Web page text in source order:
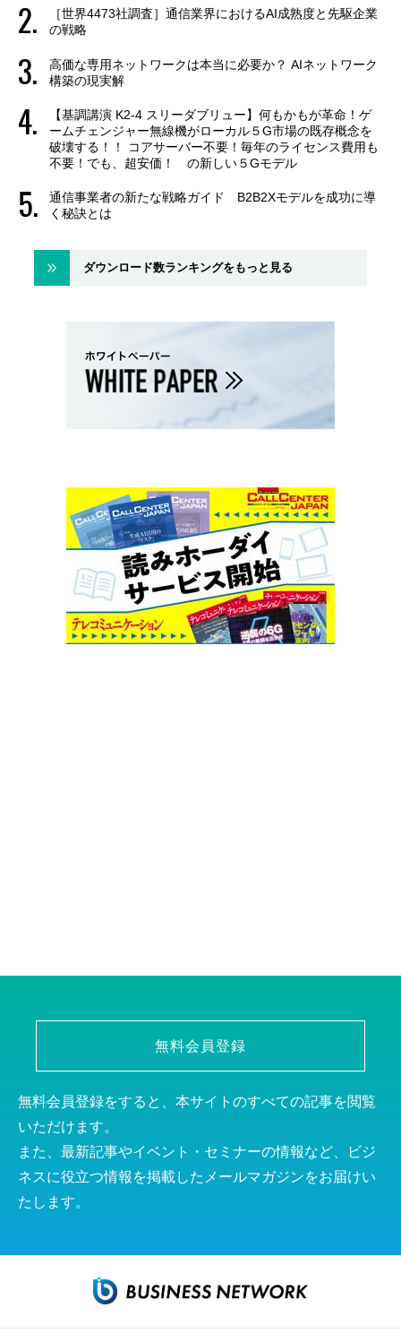
［世界4473社調査］通信業界におけるAI成熟度と先駆企業
の戦略
高価な専用ネットワークは本当に必要か？ AIネットワーク
構築の現実解
【基調講演 K2-4 スリーダブリュー】何もかもが革命！ゲ
ームチェンジャー無線機がローカル５G市場の既存概念を
破壊する！！ コアサーバー不要！毎年のライセンス費用も
不要！でも、超安価！ の新しい５Gモデル
通信事業者の新たな戦略ガイド B2B2Xモデルを成功に導
く秘訣とは
ダウンロード数ランキングをもっと見る
無料会員登録
無料会員登録をすると、本サイトのすべての記事を閲覧
いただけます。
また、最新記事やイベント・セミナーの情報など、ビジ
ネスに役立つ情報を掲載したメールマガジンをお届けい
たします。